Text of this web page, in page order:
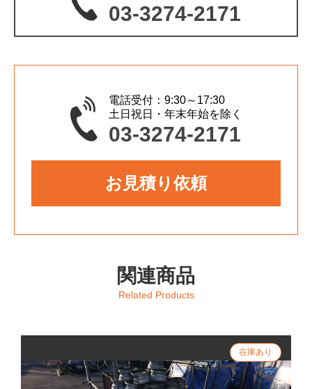
03-3274-2171
電話受付：9:30～17:30
土日祝日・年末年始を除く
03-3274-2171
お見積り依頼
関連商品
Related Products